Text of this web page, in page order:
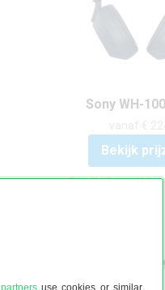
use cookies or similar
Sony WH-
Bekijk
Bekijk Sony
Noise-